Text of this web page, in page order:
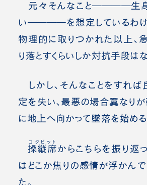
元々そんなこと――――生身
い――――を想定しているわけ
物理的に取りつかれた以上、
り落とすくらいしか対抗手段はな
しかし、そんなことをすれば
定を失い、最悪の場合翼なりが
に地上へ向かって墜落を始める
操縦席
コクピット
からこちらを振り返
はどこか焦りの感情が浮かんで
た。